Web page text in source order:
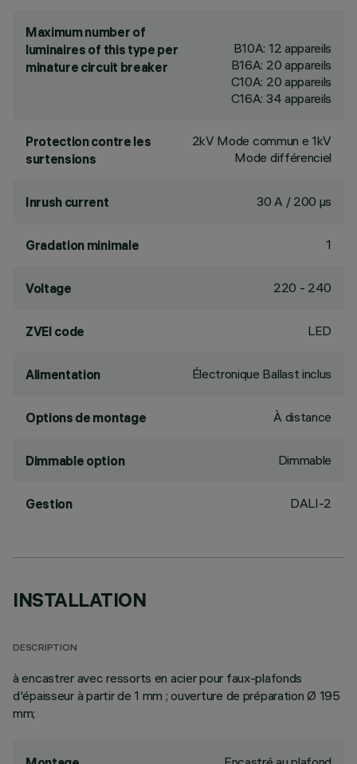
Maximum number of
luminaires of this type per
minature circuit breaker
B10A: 12 appareils
B16A: 20 appareils
C10A: 20 appareils
C16A: 34 appareils
Protection contre les
surtensions
2kV Mode commun e 1kV
Mode différenciel
Inrush current 30 A / 200 µs
Gradation minimale 1
Voltage 220 - 240
ZVEI code LED
Alimentation Électronique Ballast inclus
Options de montage À distance
Dimmable option Dimmable
Gestion DALI-2
INSTALLATION
DESCRIPTION
à encastrer avec ressorts en acier pour faux-plafonds
d'épaisseur à partir de 1 mm ; ouverture de préparation Ø 195
mm;